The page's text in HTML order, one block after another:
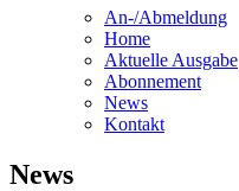
An-/Abmeldung
Home
Aktuelle Ausgabe
Abonnement
News
Kontakt
News